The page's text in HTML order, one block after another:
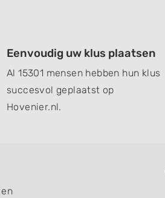
Eenvoudig uw klus plaatsen
Al 15301 mensen hebben hun klus
succesvol geplaatst op
Hovenier.nl.